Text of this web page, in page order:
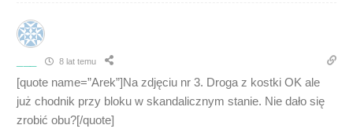
8 lat temu
[quote name=”Arek”]Na zdjęciu nr 3. Droga z kostki OK ale
już chodnik przy bloku w skandalicznym stanie. Nie dało się
zrobić obu?[/quote]